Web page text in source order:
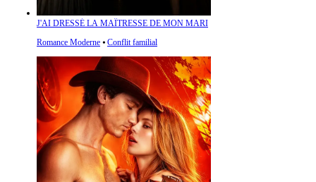
J'AI DRESSÉ LA MAÎTRESSE DE MON MARI
Romance Moderne ⦁ Conflit familial